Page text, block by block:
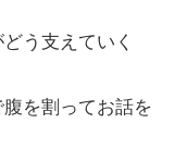
う支えていく
を割ってお話を